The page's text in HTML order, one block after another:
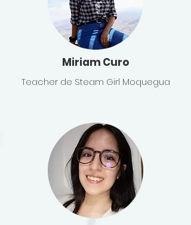
Miriam Curo
Teacher de Steam Girl Moquegua